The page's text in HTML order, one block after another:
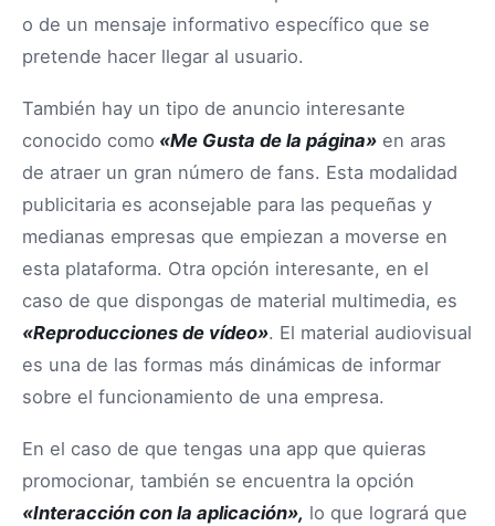
o de un mensaje informativo específico que se
pretende hacer llegar al usuario.
También hay un tipo de anuncio interesante
conocido como «Me Gusta de la página» en aras
de atraer un gran número de fans. Esta modalidad
publicitaria es aconsejable para las pequeñas y
medianas empresas que empiezan a moverse en
esta plataforma. Otra opción interesante, en el
caso de que dispongas de material multimedia, es
«Reproducciones de vídeo». El material audiovisual
es una de las formas más dinámicas de informar
sobre el funcionamiento de una empresa.
En el caso de que tengas una app que quieras
promocionar, también se encuentra la opción
«Interacción con la aplicación», lo que logrará que